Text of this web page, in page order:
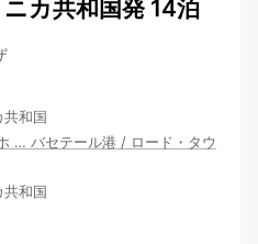
カ共和国発 14泊
共和国
… バセテール港 / ロード・タウ
共和国